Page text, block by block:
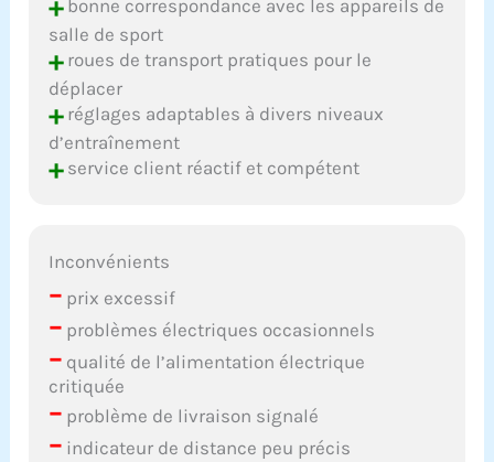
+bonne correspondance avec les appareils de
salle de sport
+roues de transport pratiques pour le
déplacer
+réglages adaptables à divers niveaux
d’entraînement
+service client réactif et compétent
Inconvénients
– prix excessif
– problèmes électriques occasionnels
– qualité de l’alimentation électrique
critiquée
– problème de livraison signalé
– indicateur de distance peu précis